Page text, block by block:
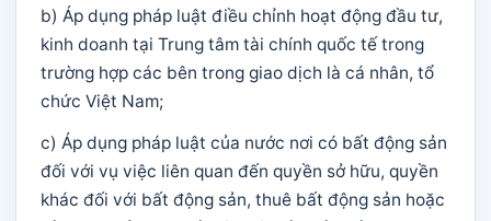
b) Áp dụng pháp luật điều chỉnh hoạt động đầu tư,
kinh doanh tại Trung tâm tài chính quốc tế trong
trường hợp các bên trong giao dịch là cá nhân, tổ
chức Việt Nam;
c) Áp dụng pháp luật của nước nơi có bất động sản
đối với vụ việc liên quan đến quyền sở hữu, quyền
khác đối với bất động sản, thuê bất động sản hoặc